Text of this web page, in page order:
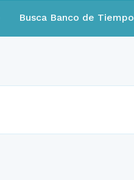
Busca Banco de Tiempo